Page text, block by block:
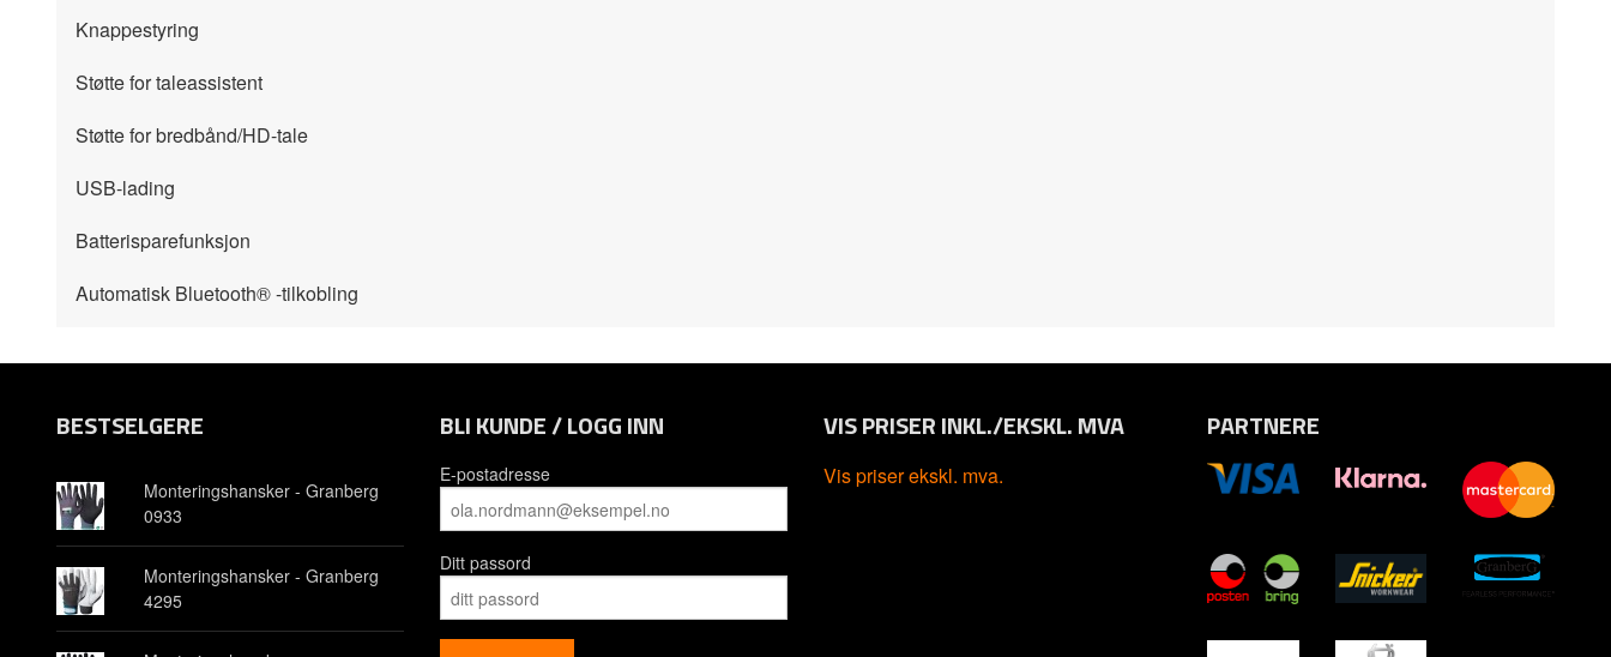
Knappestyring
Støtte for taleassistent
Støtte for bredbånd/HD-tale
USB-lading
Batterisparefunksjon
Automatisk Bluetooth® -tilkobling
BESTSELGERE
Monteringshansker - Granberg
0933
Monteringshansker - Granberg
4295
BLI KUNDE / LOGG INN
E-postadresse
Ditt passord
VIS PRISER INKL./EKSKL. MVA
Vis priser ekskl. mva.
PARTNERE